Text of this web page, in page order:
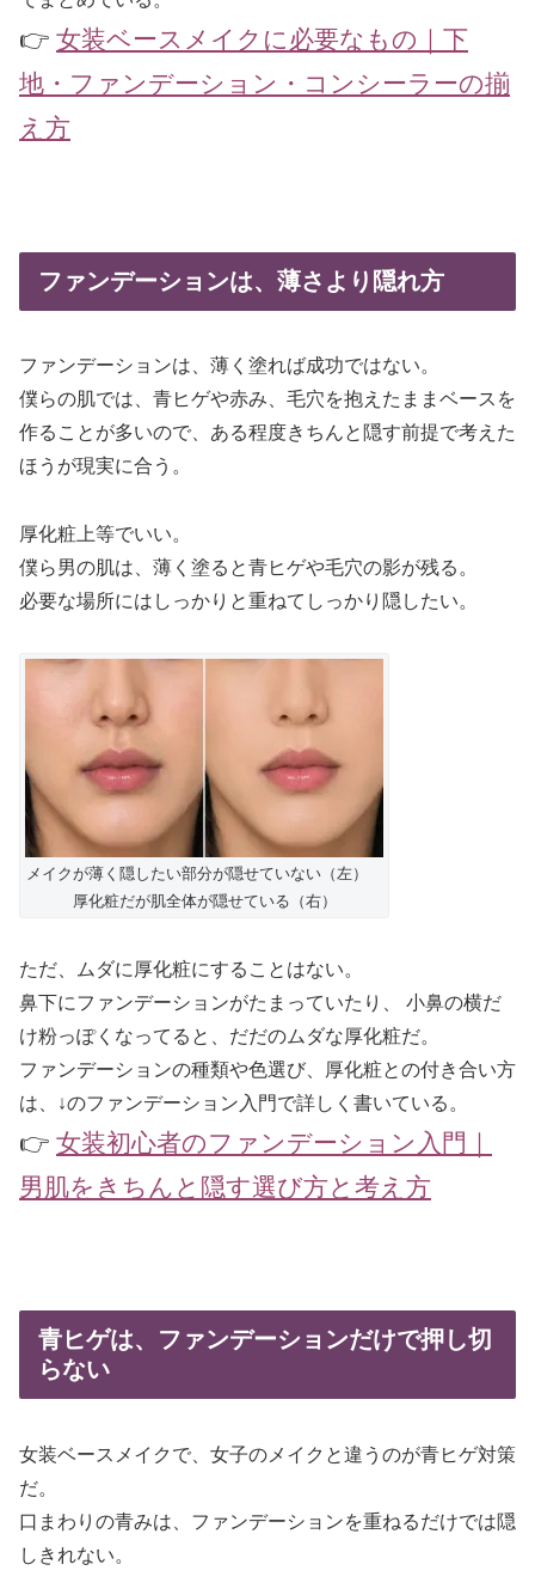
👉 女装ベースメイクに必要なもの｜下
地・ファンデーション・コンシーラーの揃
え方
ファンデーションは、薄さより隠れ方
ファンデーションは、薄く塗れば成功ではない。
僕らの肌では、青ヒゲや赤み、毛穴を抱えたままベースを
作ることが多いので、ある程度きちんと隠す前提で考えた
ほうが現実に合う。
厚化粧上等でいい。
僕ら男の肌は、薄く塗ると青ヒゲや毛穴の影が残る。
必要な場所にはしっかりと重ねてしっかり隠したい。
メイクが薄く隠したい部分が隠せていない（左）
厚化粧だが肌全体が隠せている（右）
ただ、ムダに厚化粧にすることはない。
鼻下にファンデーションがたまっていたり、 小鼻の横だ
け粉っぽくなってると、だだのムダな厚化粧だ。
ファンデーションの種類や色選び、厚化粧との付き合い方
は、↓のファンデーション入門で詳しく書いている。
👉 女装初心者のファンデーション入門｜
男肌をきちんと隠す選び方と考え方
青ヒゲは、ファンデーションだけで押し切
らない
女装ベースメイクで、女子のメイクと違うのが青ヒゲ対策
だ。
口まわりの青みは、ファンデーションを重ねるだけでは隠
しきれない。